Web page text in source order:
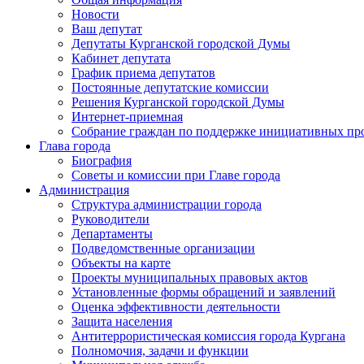
Новости
Ваш депутат
Депутаты Курганской городской Думы
Кабинет депутата
График приема депутатов
Постоянные депутатские комиссии
Решения Курганской городской Думы
Интернет-приемная
Собрание граждан по поддержке инициативных
Глава города
Биография
Советы и комиссии при Главе города
Администрация
Структура администрации города
Руководители
Департаменты
Подведомственные организации
Объекты на карте
Проекты муниципальных правовых актов
Установленные формы обращений и заявлений
Оценка эффективности деятельности
Защита населения
Антитеррористическая комиссия города Кургана
Полномочия, задачи и функции